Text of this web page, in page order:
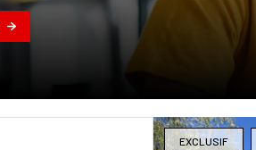
EXCLUSIF